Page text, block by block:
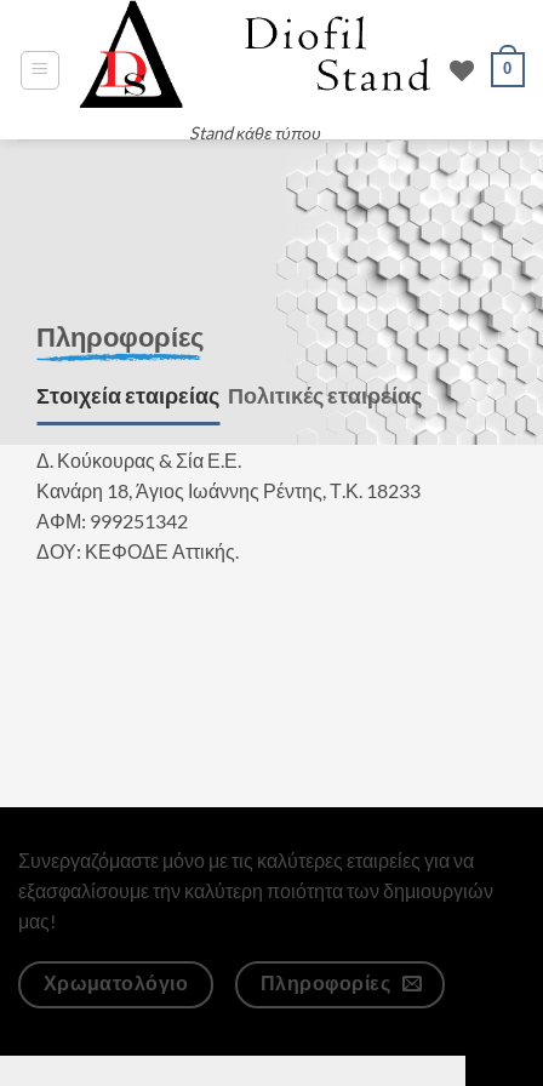
περιεχόμενο
Stand κάθε τύπου
0
Πληροφορίες
Στοιχεία εταιρείας Πολιτικές εταιρείας
Δ. Κούκουρας & Σία Ε.Ε.
Κανάρη 18, Άγιος Ιωάννης Ρέντης, Τ.Κ. 18233
ΑΦΜ: 999251342
ΔΟΥ: ΚΕΦΟΔΕ Αττικής.
Συνεργαζόμαστε μόνο με τις καλύτερες εταιρείες για να
εξασφαλίσουμε την καλύτερη ποιότητα των δημιουργιών
μας!
Χρωματολόγιο Πληροφορίες